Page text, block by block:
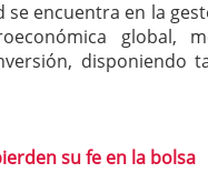
se encuentra en la
global,
disponiendo
su fe en la bolsa